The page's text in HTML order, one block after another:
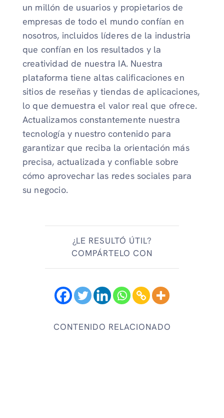
un millón de usuarios y propietarios de
empresas de todo el mundo confían en
nosotros, incluidos líderes de la industria
que confían en los resultados y la
creatividad de nuestra IA. Nuestra
plataforma tiene altas calificaciones en
sitios de reseñas y tiendas de aplicaciones,
lo que demuestra el valor real que ofrece.
Actualizamos constantemente nuestra
tecnología y nuestro contenido para
garantizar que reciba la orientación más
precisa, actualizada y confiable sobre
cómo aprovechar las redes sociales para
su negocio.
¿LE RESULTÓ ÚTIL?
COMPÁRTELO CON
CONTENIDO RELACIONADO